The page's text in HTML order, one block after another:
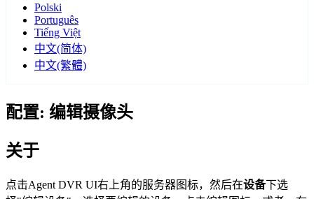
Polski
Português
Tiếng Việt
中文(简体)
中文(繁體)
配置: 编辑摄像头
关于
点击Agent DVR UI右上角的服务器图标，然后在设备下选